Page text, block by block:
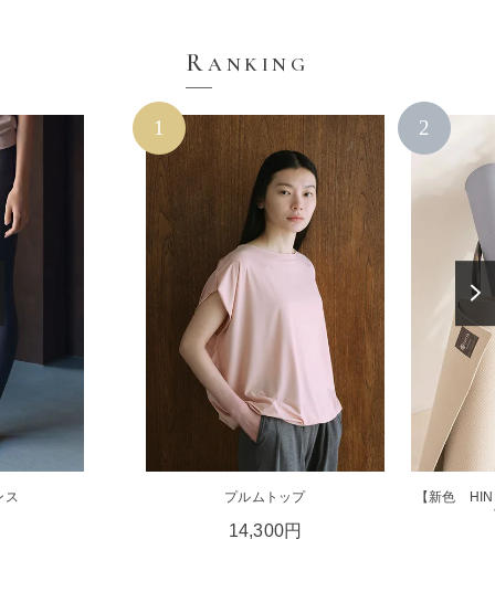
RANKING
ス
1
プルムトップ
14,300円
2
【新色